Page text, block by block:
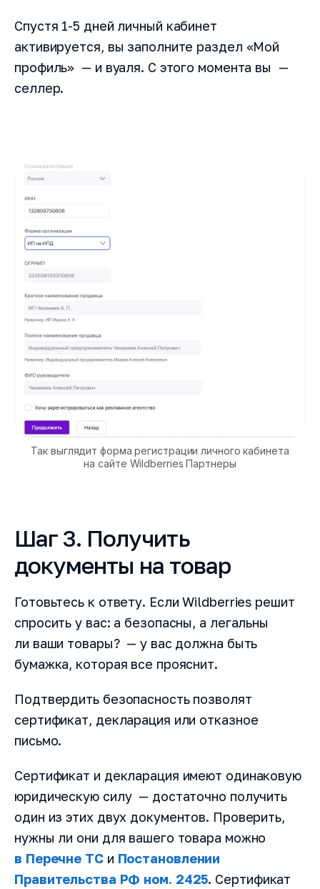
Спустя 1-5 дней личный кабинет
активируется, вы заполните раздел «Мой
профиль» — и вуаля. С этого момента вы —
селлер.
Так выглядит форма регистрации личного кабинета
на сайте Wildberries Партнеры
Шаг 3. Получить
документы на товар
Готовьтесь к ответу. Если Wildberries решит
спросить у вас: а безопасны, а легальны
ли ваши товары? — у вас должна быть
бумажка, которая все прояснит.
Подтвердить безопасность позволят
сертификат, декларация или отказное
письмо.
Сертификат и декларация имеют одинаковую
юридическую силу — достаточно получить
один из этих двух документов. Проверить,
нужны ли они для вашего товара можно
в Перечне ТСи Постановлении
Правительства РФ ном. 2425. Сертификат